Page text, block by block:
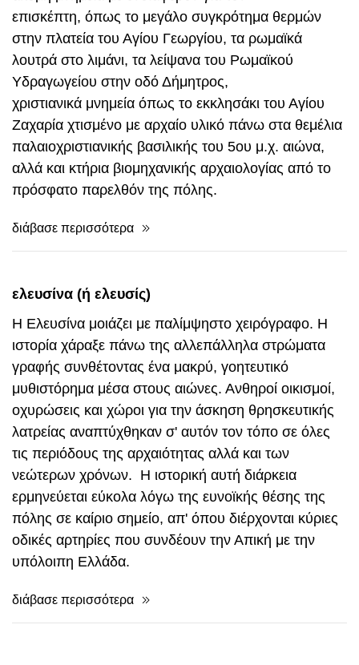
Υδραγωγείου στην οδό Δήμητρος,
χριστιανικά μνημεία όπως το εκκλησάκι του Αγίου
Ζαχαρία χτισμένο με αρχαίο υλικό πάνω στα θεμέλια
παλαιοχριστιανικής βασιλικής του 5ου μ.χ. αιώνα,
αλλά και κτήρια βιομηχανικής αρχαιολογίας από το
πρόσφατο παρελθόν της πόλης.
διάβασε περισσότερα
ελευσίνα (ή ελευσίς)
Η Ελευσίνα μοιάζει με παλίμψηστο χειρόγραφο. Η
γραφής συνθέτοντας ένα μακρύ, γοητευτικό
μυθιστόρημα μέσα στους αιώνες. Ανθηροί οικισμοί,
οχυρώσεις και χώροι για την άσκηση θρησκευτικής
λατρείας αναπτύχθηκαν σ' αυτόν τον τόπο σε όλες
τις περιόδους της αρχαιότητας αλλά και των
νεώτερων χρόνων. Η ιστορική αυτή διάρκεια
ερμηνεύεται εύκολα λόγω της ευνοϊκής θέσης της
πόλης σε καίριο σημείο, απ' όπου διέρχονται κύριες
οδικές αρτηρίες που συνδέουν την Απική με την
υπόλοιπη Ελλάδα.
διάβασε περισσότερα